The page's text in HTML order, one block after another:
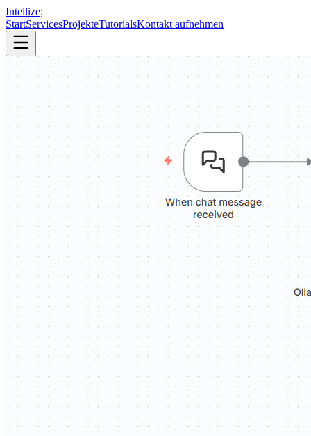
Intellize;
StartServicesProjekteTutorialsKontakt aufnehmen